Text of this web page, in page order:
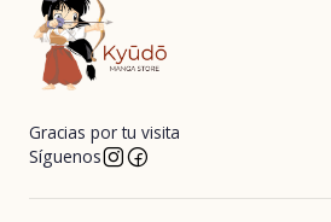
Gracias por tu visita
Síguenos